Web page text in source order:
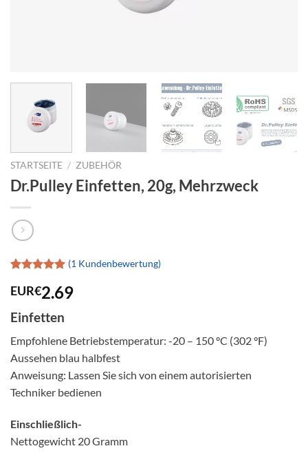
STARTSEITE / ZUBEHÖR
Dr.Pulley Einfetten, 20g, Mehrzweck
mit5.00
basierend
auf
Kundenbewertung
(1 Kundenbewertung)
EUR€2.69
Einfetten
Empfohlene Betriebstemperatur: -20 – 150 °C (302 °F)
Aussehen blau halbfest
Anweisung: Lassen Sie sich von einem autorisierten
Techniker bedienen
Einschließlich-
Nettogewicht 20 Gramm